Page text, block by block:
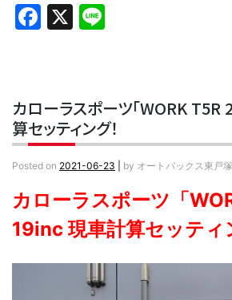
Facebook
X
カローラスポーツ「WORK T5R
算セッティング！
Posted on 2021-06-23 by オートバックス東戸塚
カローラスポーツ「
19inc 現車計算セッティ